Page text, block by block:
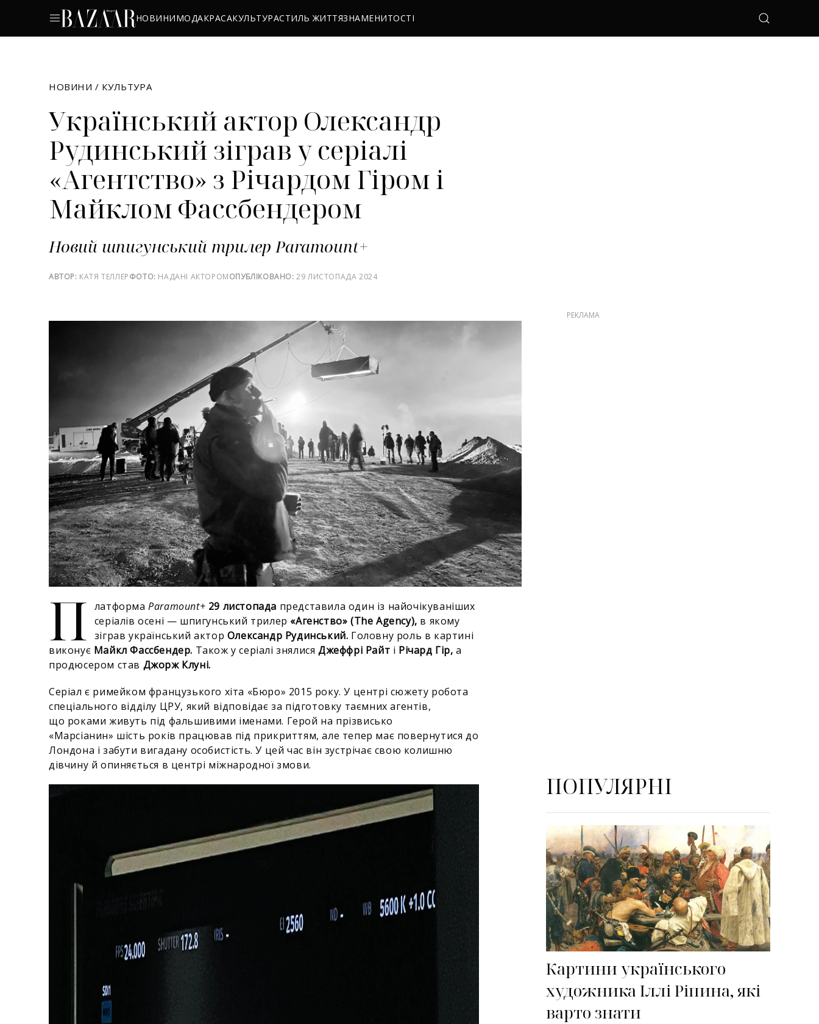
НОВИНИМОДАКРАСАКУЛЬТУРАСТИЛЬ ЖИТТЯЗНАМЕНИТОСТІ
НОВИНИ / КУЛЬТУРА
Український актор Олександр
Рудинський зіграв у серіалі
«Агентство» з Річардом Гіром і
Майклом Фассбендером
Новий шпигунський трилер Paramount+
АВТОР: КАТЯ ТЕЛЛЕРФОТО: НАДАНІ АКТОРОМОПУБЛІКОВАНО: 29 ЛИСТОПАДА 2024
П латформаParamount+ 29 листопада представила один із найочікуваніших
серіалів осені — шпигунський трилер «Агенство» (The Agency), в якому
зіграв український актор Олександр Рудинський. Головну роль в картині
виконує Майкл Фассбендер. Також у серіалі знялисяДжеффрі Райт і Річард Гір, а
продюсером став Джорж Клуні.
Серіал є римейком французького хіта «Бюро» 2015 року. У центрі сюжету робота
спеціального відділу ЦРУ, який відповідає за підготовку таємних агентів,
що роками живуть під фальшивими іменами. Герой на прізвисько
«Марсіанин» шість років працював під прикриттям, але тепер має повернутися до
Лондона і забути вигадану особистість. У цей час він зустрічає свою колишню
дівчину й опиняється в центрі міжнародної змови.
ПОПУЛЯРНІ
Картини українського
художника Іллі Ріпина, які
варто знати